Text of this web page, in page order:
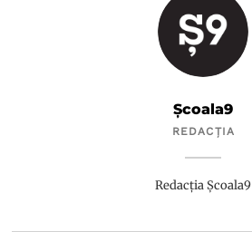
Școala9
REDACȚIA
Redacția Școala9